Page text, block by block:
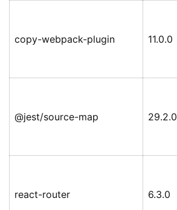
copy-webpack-plugin 11.0.0
@jest/source-map 29.2.0
react-router 6.3.0